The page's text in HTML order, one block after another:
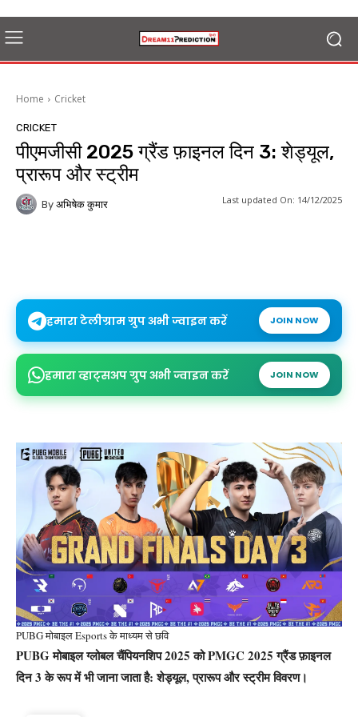
Home Cricket
CRICKET
पीएमजीसी 2025 ग्रैंड फ़ाइनल दिन 3: शेड्यूल,
प्रारूप और स्ट्रीम
By अभिषेक कुमार Last updated On: 14/12/2025
हमारा टेलीग्राम ग्रुप अभी ज्वाइन करें JOIN NOW
हमारा व्हाट्सअप ग्रुप अभी ज्वाइन करें JOIN NOW
PUBG मोबाइल Esports के माध्यम से छवि
PUBG मोबाइल ग्लोबल चैंपियनशिप 2025 को PMGC 2025 ग्रैंड फ़ाइनल
दिन 3 के रूप में भी जाना जाता है: शेड्यूल, प्रारूप और स्ट्रीम विवरण।